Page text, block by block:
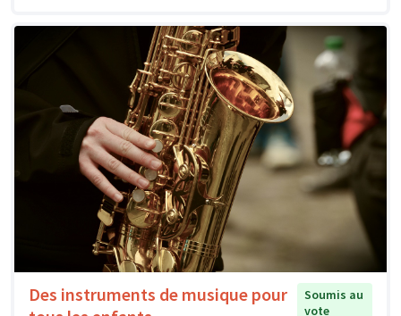
Des instruments de musique pour
Soumis au
vote